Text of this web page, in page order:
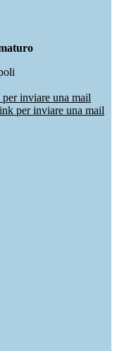
inviare una mail
per inviare una mail